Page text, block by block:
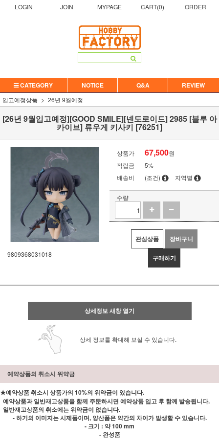
LOGIN JOIN MYPAGE CART(0) ORDER
CATEGORY NOTICE Q&A REVIEW
입고예정상품 26년 9월예정
[26년 9월입고예정][GOOD SMILE][넨도로이드] 2985 [블루 아
카이브] 류우게 키사키 [76251]
9809368031018
상품가 67,500원
적립금
5%
배송비
(조건) 지역별
수량
관심상품 장바구니
구매하기
상세정보 새창 열기
상세 정보를 확대해 보실 수 있습니다.
예약상품의 취소시 위약금
★예약상품 취소시 상품가의 10%의 위약금이 있습니다.
예약상품과 일반재고상품을 함께 주문하시면 예약상품 입고 후 함께 발송됩니다.
일반재고상품의 취소에는 위약금이 없습니다.
- 하기의 이미지는 시제품이며, 양산품은 약간의 차이가 발생할 수 있습니다.
- 크기 : 약 100 mm
- 완성품